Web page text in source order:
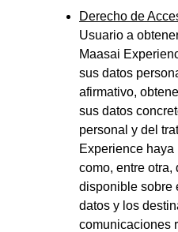
Derecho de
Usuario a
Maasai
sus datos
afirmativo,
sus datos
personal y del
Experience
como, entre otra,
disponible sobre
datos y los
comunicaciones